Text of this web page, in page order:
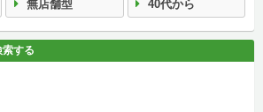
無店舗型 40代から
する